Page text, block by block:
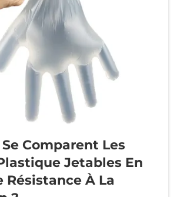
Comparent Les
Jetables En
Résistance À La